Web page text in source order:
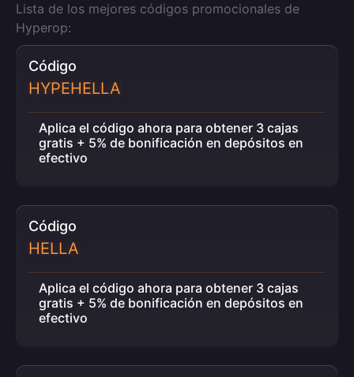
Lista de los mejores códigos promocionales de
Hyperop:
Código
HYPEHELLA
Aplica el código ahora para obtener 3 cajas
gratis + 5% de bonificación en depósitos en
efectivo
Código
HELLA
Aplica el código ahora para obtener 3 cajas
gratis + 5% de bonificación en depósitos en
efectivo